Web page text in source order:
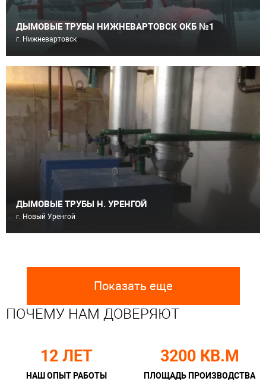
ДЫМОВЫЕ ТРУБЫ НИЖНЕВАРТОВСК ОКБ №1
г. Нижневартовск
ДЫМОВЫЕ ТРУБЫ Н. УРЕНГОЙ
г. Новый Уренгой
Показать еще
ПОЧЕМУ НАМ ДОВЕРЯЮТ
12 ЛЕТ
НАШ ОПЫТ РАБОТЫ
3200 КВ.М
ПЛОЩАДЬ ПРОИЗВОДСТВА